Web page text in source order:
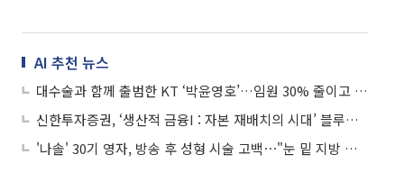
AI 추천 뉴스
대수술과 함께 출범한 KT ‘박윤영호’…임원 30% 줄이고 토탈영업센터 폐지
신한투자증권, ‘생산적 금융I : 자본 재배치의 시대’ 블루북 발간
'나솔' 30기 영자, 방송 후 성형 시술 고백⋯"눈 밑 지방 재배치했다"